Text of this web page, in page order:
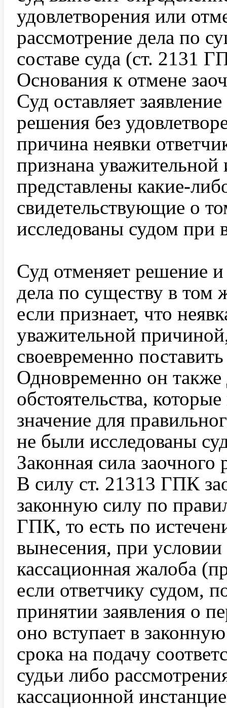
удовлетворения или
рассмотрение дела по
составе суда (ст. 2131
Основания к отмене
Суд оставляет
решения без
причина неявки
признана
представлены какие-
свидетельствующие о
исследованы судом при
Суд отменяет решение и
дела по существу в том
если признает, что
уважительной
своевременно
Одновременно он также
обстоятельства,
значение для
не были исследованы
Законная сила заочного
В силу ст. 21313 ГПК
законную силу по
ГПК, то есть по
вынесения, при
кассационная жалоба
если ответчику судом,
принятии заявления о
оно вступает в
срока на подачу
судьи либо
кассационной